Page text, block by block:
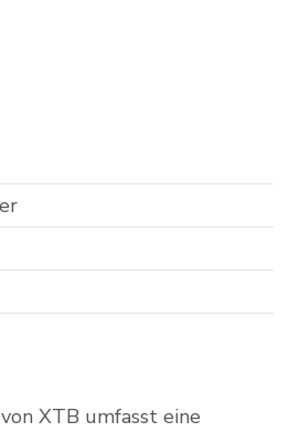
XTB umfasst eine